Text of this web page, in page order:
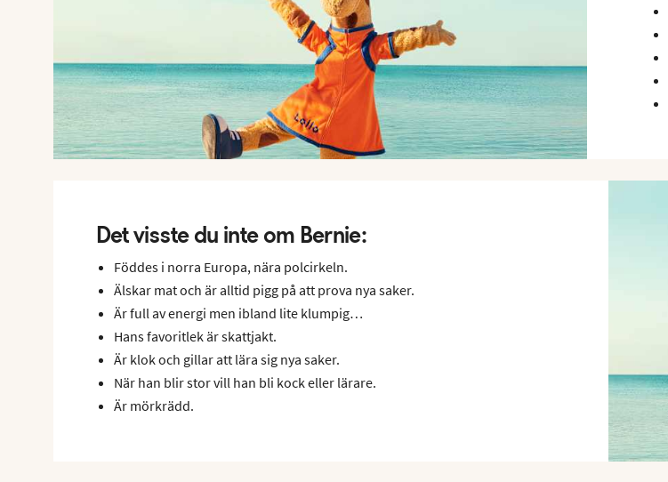
Det visste du inte om Bernie:
Föddes i norra Europa, nära polcirkeln.
Älskar mat och är alltid pigg på att prova nya saker.
Är full av energi men ibland lite klumpig…
Hans favoritlek är skattjakt.
Är klok och gillar att lära sig nya saker.
När han blir stor vill han bli kock eller lärare.
Är mörkrädd.